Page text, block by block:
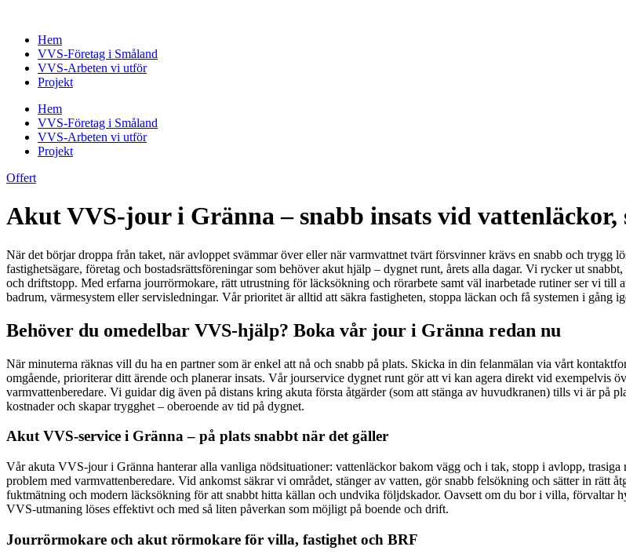
contentHem
VVS-Företag i Småland
VVS-Arbeten vi utför
Projekt
Hem
VVS-Företag i Småland
VVS-Arbeten vi utför
Projekt
Offert
Akut VVS-jour i Gränna – snabb insats vid
När det börjar droppa från taket, när avloppet svämmar över eller när varmvattnet tvärt försvinner krävs en snabb och
fastighetsägare, företag och bostadsrättsföreningar som behöver akut hjälp – dygnet runt, årets alla dagar. Vi rycker ut
och driftstopp. Med erfarna jourrörmokare, rätt utrustning för läcksökning och rörarbete samt väl inarbetade rutiner ser vi
badrum, värmesystem eller servisledningar. Vår prioritet är alltid att säkra fastigheten, stoppa läckan och få systemen i
Behöver du omedelbar VVS-hjälp? Boka vår jour i Gränna redan nu
När minuterna räknas vill du ha en partner som är enkel att nå och snabb på plats. Skicka in din felanmälan via vårt
omgående, prioriterar ditt ärende och planerar insats. Vår jourservice dygnet runt gör att vi kan agera direkt vid exempelvis
varmvattenberedare. Vi guidar dig även på distans kring akuta första åtgärder (som att stänga av huvudkranen) tills vi är på
kostnader och skapar trygghet – oberoende av tid på dygnet.
Akut VVS-service i Gränna – på plats snabbt när det gäller
Vår akuta VVS-jour i Gränna hanterar alla vanliga nödsituationer: vattenläckor bakom vägg och i tak, stopp i avlopp,
problem med varmvattenberedare. Vid ankomst säkrar vi området, stänger av vatten, gör snabb felsökning och sätter in
fuktmätning och modern läcksökning för att snabbt hitta källan och undvika följdskador. Oavsett om du bor i villa, förvaltar
VVS-utmaning löses effektivt och med så liten påverkan som möjligt på boende och drift.
Jourrörmokare och akut rörmokare för villa, fastighet och BRF